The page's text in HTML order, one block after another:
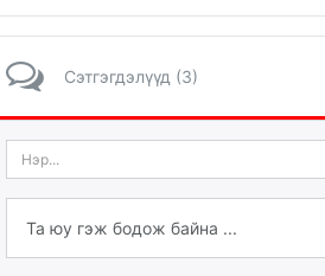
Сэтгэгдэлүүд (3)